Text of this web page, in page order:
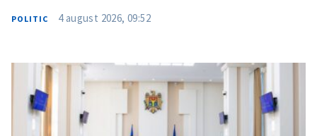
POLITIC 4 august 2026, 09:52